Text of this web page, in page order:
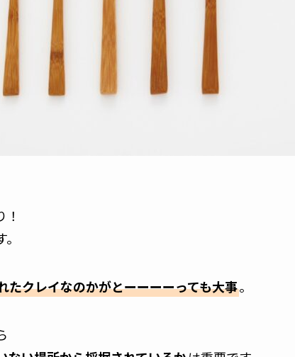
たクレイなのかがとーーーーっても大事。